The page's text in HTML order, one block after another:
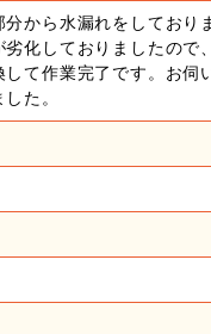
から水漏れをしており
化しておりましたので
して作業完了です。お伺
た。